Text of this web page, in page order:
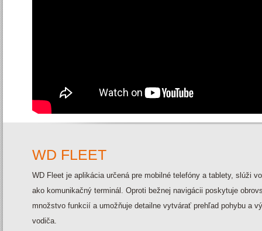
WD FLEET
WD Fleet je aplikácia určená pre mobilné telefóny a tablety, slúži
ako komunikačný terminál. Oproti bežnej navigácii poskytuje
množstvo funkcií a umožňuje detailne vytvárať prehľad pohybu a
vodiča.